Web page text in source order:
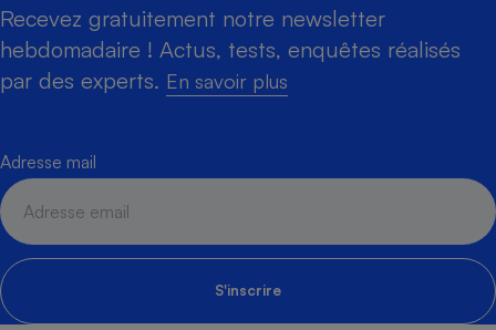
Recevez gratuitement notre newsletter
hebdomadaire ! Actus, tests, enquêtes réalisés
par des experts. En savoir plus
Adresse mail
S'inscrire